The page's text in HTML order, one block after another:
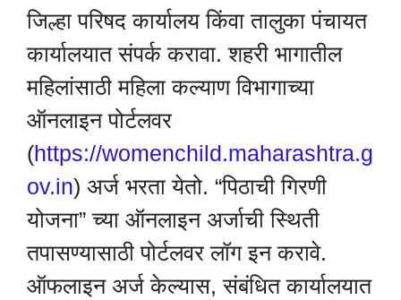
जिल्हा परिषद कार्यालय किंवा तालुका पंचायत
कार्यालयात संपर्क करावा. शहरी भागातील
महिलांसाठी महिला कल्याण विभागाच्या
ऑनलाइन पोर्टलवर
(https://womenchild.maharashtra.g
ov.in) अर्ज भरता येतो. “पिठाची गिरणी
योजना” च्या ऑनलाइन अर्जाची स्थिती
तपासण्यासाठी पोर्टलवर लॉग इन करावे.
ऑफलाइन अर्ज केल्यास, संबंधित कार्यालयात